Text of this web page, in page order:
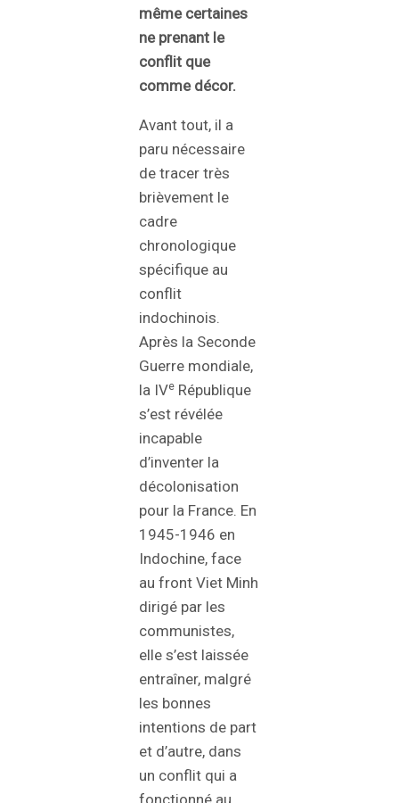
même certaines
ne prenant le
conflit que
comme décor.
Avant tout, il a
paru nécessaire
de tracer très
brièvement le
cadre
chronologique
spécifique au
conflit
indochinois.
Après la Seconde
Guerre mondiale,
la IVe République
s’est révélée
incapable
d’inventer la
décolonisation
pour la France. En
1945-1946 en
Indochine, face
au front Viet Minh
dirigé par les
communistes,
elle s’est laissée
entraîner, malgré
les bonnes
intentions de part
et d’autre, dans
un conflit qui a